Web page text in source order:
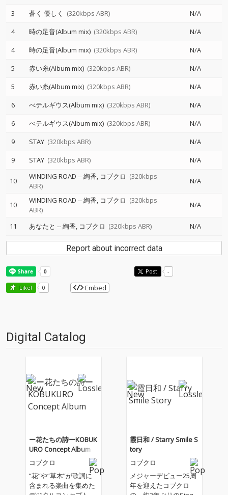
3 蒼く 優しく (320kbps ABR)
N/A
4
時の足音(Album mix) (320kbps ABR)
N/A
4
時の足音(Album mix) (320kbps ABR)
N/A
5
赤い糸(Album mix) (320kbps ABR)
N/A
5
赤い糸(Album mix) (320kbps ABR)
N/A
6
べテルギウス(Album mix) (320kbps ABR)
N/A
6
べテルギウス(Album mix) (320kbps ABR)
N/A
9
STAY (320kbps ABR)
N/A
9
STAY (320kbps ABR) N/A
10 WINDING ROAD --絢香 コブクロ (320kbps
ABR)
N/A
10 WINDING ROAD --絢香 コブクロ (320kbps
ABR)
N/A
11 あなたと --絢香 コブクロ (320kbps ABR) N/A
Report about incorrect data
Post -
Like! 0 Embed
Digital Catalog
ー花たちの詩ーKOBUK
URO Concept Album
コブクロ
“花”や“草木”が歌詞に
含まれる楽曲を集めた
霞日和 / Starry Smile S
tory
コブクロ
メジャーデビュー25周
年を迎えたコブクロ